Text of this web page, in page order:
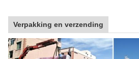
Verpakking en verzending